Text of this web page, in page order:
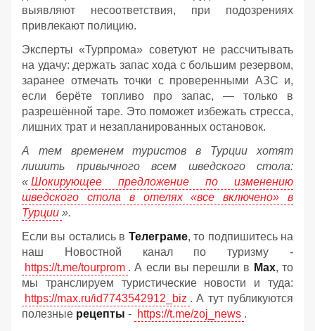
выявляют несоответствия, при подозрениях
привлекают полицию.
Эксперты «Турпрома» советуют не рассчитывать
на удачу: держать запас хода с большим резервом,
заранее отмечать точки с проверенными АЗС и,
если берёте топливо про запас, — только в
разрешённой таре. Это поможет избежать стресса,
лишних трат и незапланированных остановок.
А тем временем туристов в Турции хотят
лишить привычного всем шведского стола:
« Шокирующее предложение по изменению
шведского стола в отелях «все включено» в
Турции ».
Если вы остались в Телеграме, то подпишитесь на
наш Новостной канал по туризму -
https://t.me/tourprom . А если вы перешли в Мах, то
мы транслируем туристические новости и туда:
https://max.ru/id7743542912_biz . А тут публикуются
полезные рецепты - https://t.me/zoj_news .